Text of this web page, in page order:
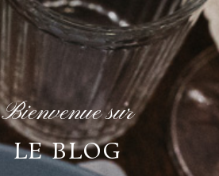
Bienvenue sur
LE BLOG